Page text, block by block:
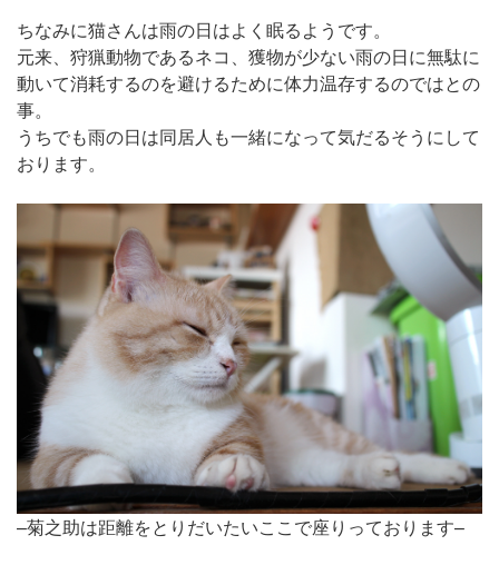
ちなみに猫さんは雨の日はよく眠るようです。
元来、狩猟動物であるネコ、獲物が少ない雨の日に無駄に
動いて消耗するのを避けるために体力温存するのではとの
事。
うちでも雨の日は同居人も一緒になって気だるそうにして
おります。
–菊之助は距離をとりだいたいここで座りっております–